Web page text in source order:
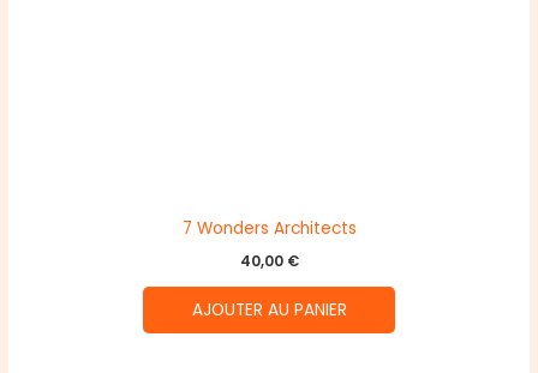
7 Wonders Architects
40,00 €
AJOUTER AU PANIER